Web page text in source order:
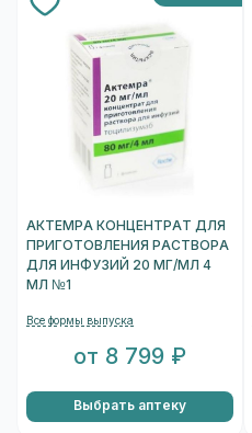
АКТЕМРА КОНЦЕНТРАТ ДЛЯ
ПРИГОТОВЛЕНИЯ РАСТВОРА
ДЛЯ ИНФУЗИЙ 20 МГ/МЛ 4
МЛ №1
Все формы выпуска
от 8 799 ₽
Выбрать аптеку